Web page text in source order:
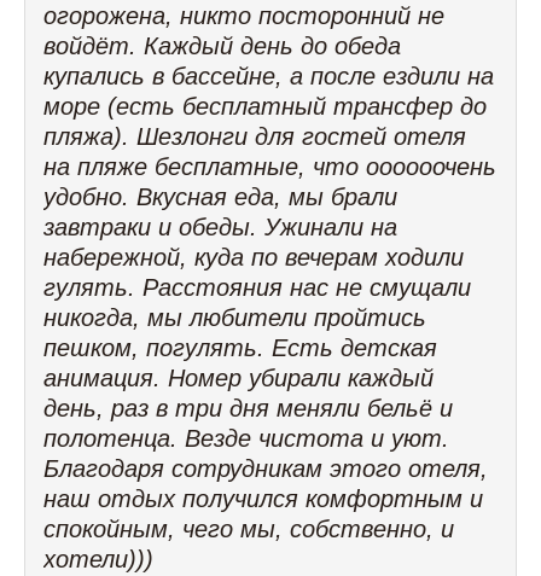
огорожена, никто посторонний не
войдёт. Каждый день до обеда
купались в бассейне, а после ездили на
море (есть бесплатный трансфер до
пляжа). Шезлонги для гостей отеля
на пляже бесплатные, что оооооочень
удобно. Вкусная еда, мы брали
завтраки и обеды. Ужинали на
набережной, куда по вечерам ходили
гулять. Расстояния нас не смущали
никогда, мы любители пройтись
пешком, погулять. Есть детская
анимация. Номер убирали каждый
день, раз в три дня меняли бельё и
полотенца. Везде чистота и уют.
Благодаря сотрудникам этого отеля,
наш отдых получился комфортным и
спокойным, чего мы, собственно, и
хотели)))